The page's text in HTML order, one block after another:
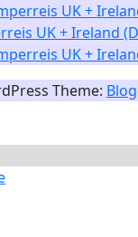
UK +
UK + Ireland
UK +
Theme: